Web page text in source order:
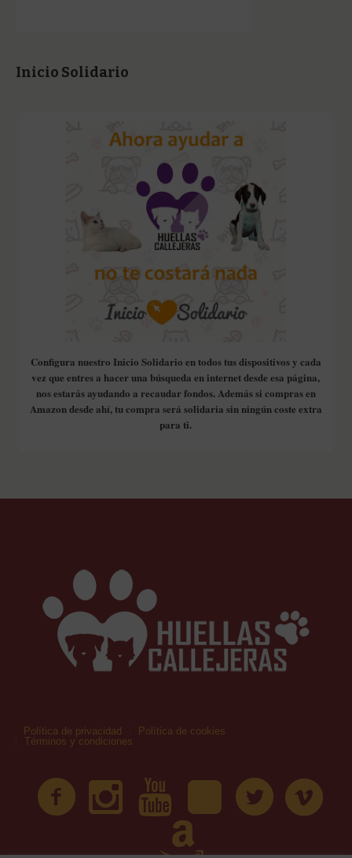
Inicio Solidario
Configura nuestro Inicio Solidario en todos tus dispositivos y cada
vez que entres a hacer una búsqueda en internet desde esa página,
nos estarás ayudando a recaudar fondos. Además si compras en
Amazon desde ahí, tu compra será solidaria sin ningún coste extra
para ti.
Política de privacidad
Política de cookies
Términos y condiciones